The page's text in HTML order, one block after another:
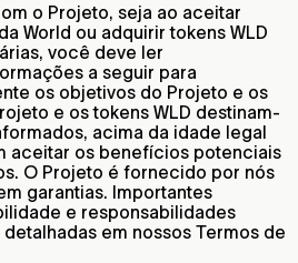
o Projeto, seja ao aceitar
World ou adquirir tokens WLD
você deve ler
a seguir para
os objetivos do Projeto e os
e os tokens WLD destinam-
acima da idade legal
aceitar os benefícios potenciais
O Projeto é fornecido por nós
garantias. Importantes
e responsabilidades
em nossos Termos de